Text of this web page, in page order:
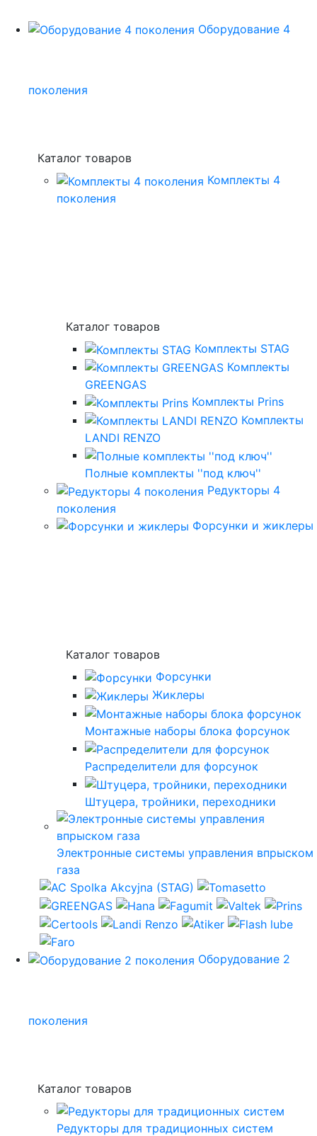
Оборудование 4
поколения
Каталог товаров
Комплекты 4
поколения
Каталог товаров
Комплекты STAG
Комплекты
GREENGAS
Комплекты Prins
Комплекты
LANDI RENZO
Полные комплекты ''под ключ''
Редукторы 4
поколения
Форсунки и жиклеры
Каталог товаров
Форсунки
Жиклеры
Монтажные наборы блока форсунок
Распределители для форсунок
Штуцера, тройники, переходники
Электронные системы управления впрыском
газа
Оборудование 2
поколения
Каталог товаров
Редукторы для традиционных систем